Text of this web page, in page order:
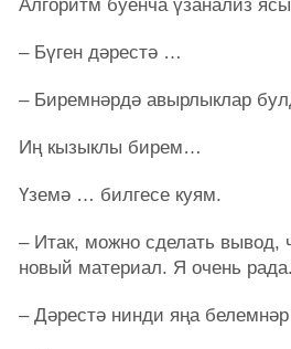
Алгоритм буенча үзанализ
– Бүген дәрестә …
– Биремнәрдә авырлыклар
Иң кызыклы бирем…
Үземә … билгесе куям.
– Итак, можно сделать вывод,
новый материал. Я очень
– Дәрестә нинди яңа